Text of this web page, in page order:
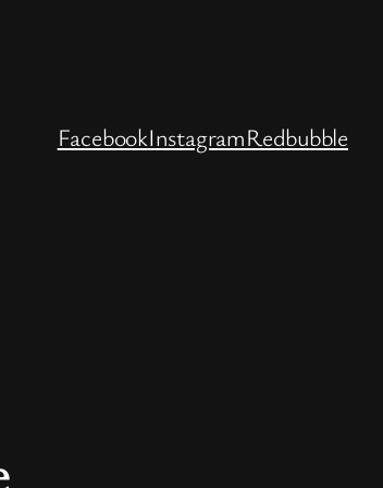
FacebookInstagramRedbubble